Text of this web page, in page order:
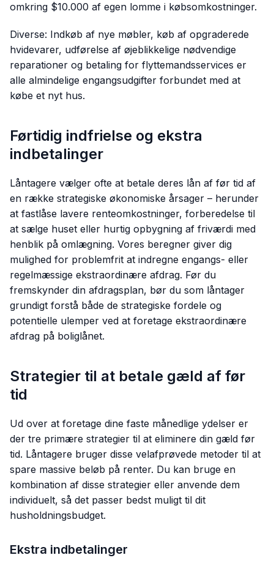
omkring $10.000 af egen lomme i købsomkostninger.
Diverse: Indkøb af nye møbler, køb af opgraderede
hvidevarer, udførelse af øjeblikkelige nødvendige
reparationer og betaling for flyttemandsservices er
alle almindelige engangsudgifter forbundet med at
købe et nyt hus.
Førtidig indfrielse og ekstra
indbetalinger
Låntagere vælger ofte at betale deres lån af før tid af
en række strategiske økonomiske årsager – herunder
at fastlåse lavere renteomkostninger, forberedelse til
at sælge huset eller hurtig opbygning af friværdi med
henblik på omlægning. Vores beregner giver dig
mulighed for problemfrit at indregne engangs- eller
regelmæssige ekstraordinære afdrag. Før du
fremskynder din afdragsplan, bør du som låntager
grundigt forstå både de strategiske fordele og
potentielle ulemper ved at foretage ekstraordinære
afdrag på boliglånet.
Strategier til at betale gæld af før
tid
Ud over at foretage dine faste månedlige ydelser er
der tre primære strategier til at eliminere din gæld før
tid. Låntagere bruger disse velafprøvede metoder til at
spare massive beløb på renter. Du kan bruge en
kombination af disse strategier eller anvende dem
individuelt, så det passer bedst muligt til dit
husholdningsbudget.
Ekstra indbetalinger